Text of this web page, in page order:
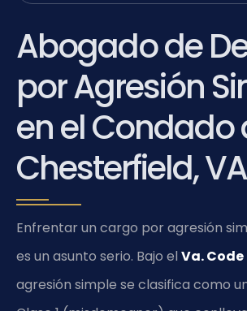
Abogado de
por Agresión
en el Condado
Chesterfield, VA
Enfrentar un cargo por agresión
es un asunto serio. Bajo el Va. Code
agresión simple se clasifica como